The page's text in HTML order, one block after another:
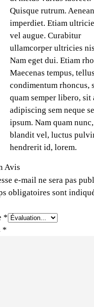
Quisque rutrum. Aenean
imperdiet. Etiam
vel augue. Curabitur
ullamcorper ultricies
Nam eget dui. Etiam
Maecenas tempus,
condimentum rhoncus,
quam semper libero, sit
adipiscing sem neque
ipsum. Nam quam nunc,
blandit vel, luctus
hendrerit id, lorem.
Avis
e-mail ne sera pas
obligatoires sont
*
*